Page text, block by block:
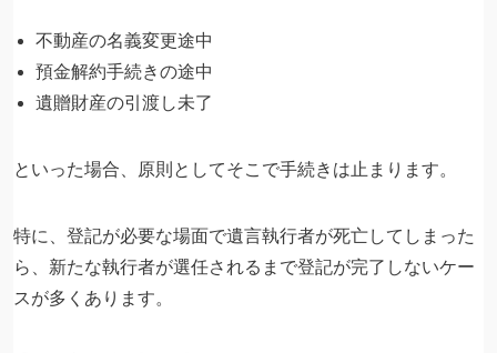
不動産の名義変更途中
預金解約手続きの途中
遺贈財産の引渡し未了
といった場合、原則としてそこで手続きは止まります。
特に、登記が必要な場面で遺言執行者が死亡してしまった
ら、新たな執行者が選任されるまで登記が完了しないケー
スが多くあります。